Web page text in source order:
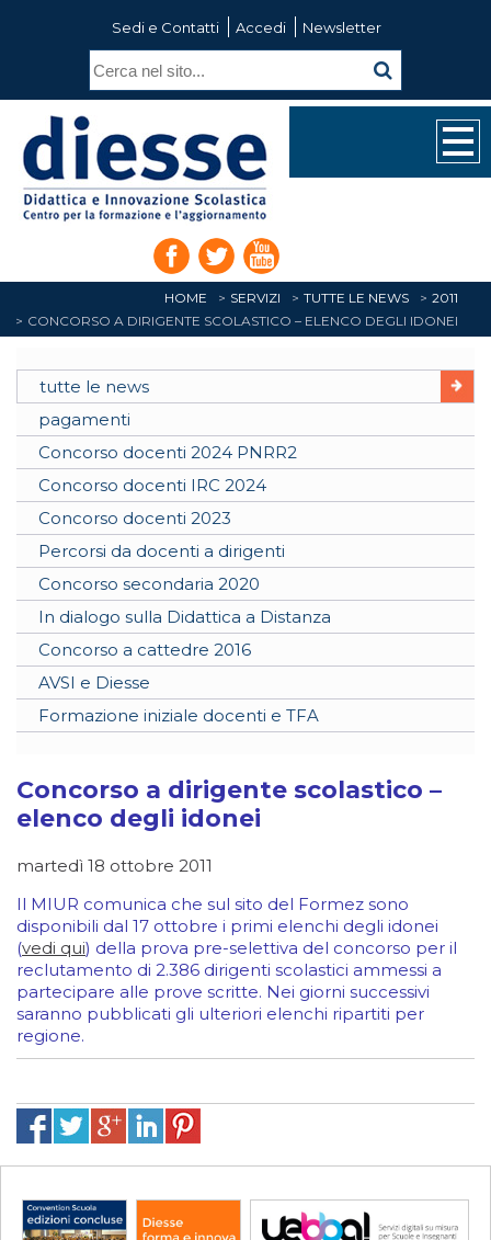
Sedi e Contatti Accedi Newsletter
HOME SERVIZI TUTTE LE NEWS
2011
CONCORSO A DIRIGENTE SCOLASTICO – ELENCO DEGLI IDONEI
tutte le news
pagamenti
Concorso docenti 2024 PNRR2
Concorso docenti IRC 2024
Concorso docenti 2023
Percorsi da docenti a dirigenti
Concorso secondaria 2020
In dialogo sulla Didattica a Distanza
Concorso a cattedre 2016
AVSI e Diesse
Formazione iniziale docenti e TFA
Concorso a dirigente scolastico –
elenco degli idonei
martedì 18 ottobre 2011
Il MIUR comunica che sul sito del Formez sono
disponibili dal 17 ottobre i primi elenchi degli idonei
(vedi qui) della prova pre-selettiva del concorso per il
reclutamento di 2.386 dirigenti scolastici ammessi a
partecipare alle prove scritte. Nei giorni successivi
saranno pubblicati gli ulteriori elenchi ripartiti per
regione.